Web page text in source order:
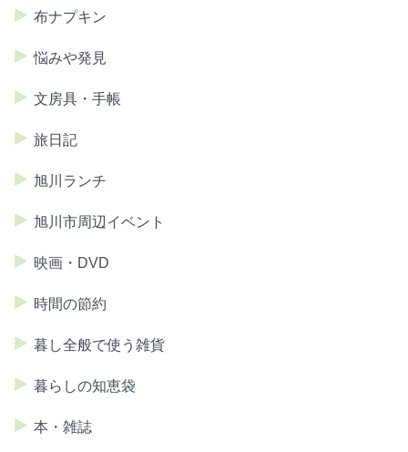
布ナプキン
悩みや発見
文房具・手帳
旅日記
旭川ランチ
旭川市周辺イベント
映画・DVD
時間の節約
暮し全般で使う雑貨
暮らしの知恵袋
本・雑誌